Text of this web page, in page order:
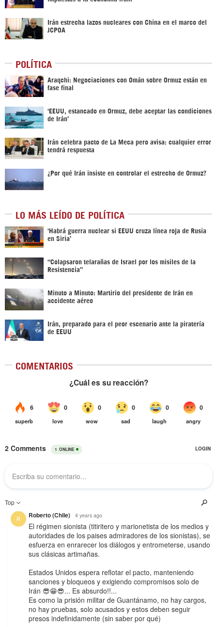
Irán estrecha lazos nucleares con China en el marco del
JCPOA
POLÍTICA
Araqchi: Negociaciones con Omán sobre Ormuz están en
fase final
‘EEUU, estancado en Ormuz, debe aceptar las condiciones
de Irán’
Irán celebra pacto de La Meca pero avisa: cualquier error
tendrá respuesta
¿Por qué Irán insiste en controlar el estrecho de Ormuz?
LO MÁS LEÍDO DE POLÍTICA
‎‘Habrá guerra nuclear si EEUU cruza línea roja de Rusia
en Siria’‎
“Colapsaron telarañas de Israel por los misiles de la
Resistencia”
Minuto a Minuto: Martirio del presidente de Irán en
accidente aéreo
Irán, preparado para el peor escenario ante la piratería
de EEUU
COMENTARIOS